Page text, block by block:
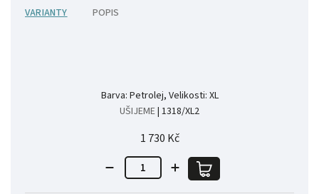
VARIANTY POPIS
Barva: Petrolej, Velikosti: XL
UŠIJEME| 1318/XL2
1 730 Kč